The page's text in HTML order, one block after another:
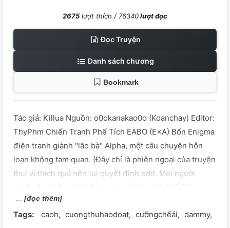
2675 lượt thích / 76340lượt đọc
Đọc Truyện
Danh sách chương
Bookmark
Tác giả: Killua Nguồn: o0okanakao0o (Koanchay) Editor:
ThyPhm Chiến Tranh Phế Tích EABO (E×A) Bốn Enigma
điên tranh giành "lão bà" Alpha, một câu chuyện hỗn
loạn không tam quan. (Đây chỉ là phiên ngoại của truyện
thui vì thích quá nên tui quyết định edit. Mọi người
[đọc thêm]
Tags: caoh cuongthuhaodoat cưỡngchếái dammy